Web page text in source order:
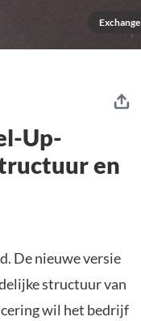
Exchange
Up-
en
De nieuwe versie
structuur van
wil het bedrijf